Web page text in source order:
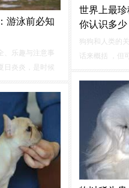
游泳前必知
、乐趣与注意事
日炎炎，是时候
泳。我们常听
实并非如此。
世界上最
你认识多少
狗狗和人类的
话来概括 ，但
些年轻人把猫
宣言 。世上的